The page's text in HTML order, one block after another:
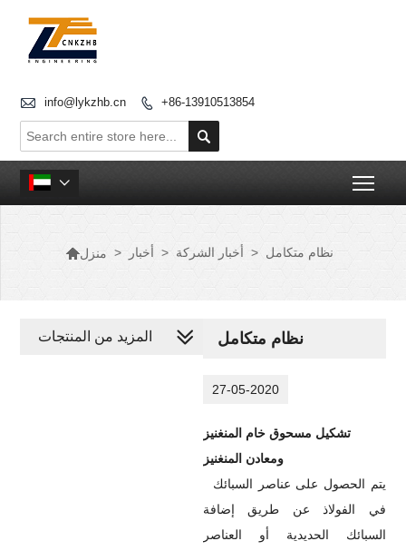
 info@lykzhb.cn  +86-13910513854


منزل > أخبار > أخبار الشركة > نظام متكامل
نظام متكامل
27-05-2020
تشكيل مسحوق خام المنغنيز
ومعادن المنغنيز
في الفولاذ عن طريق إضافة
السبائك الحديدية أو العناصر
المزيد من المنتجات